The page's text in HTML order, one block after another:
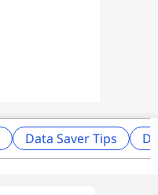
Data Saver Tips